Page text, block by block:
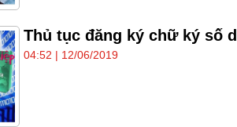
Thủ tục đăng ký chữ ký số
04:52 | 12/06/2019